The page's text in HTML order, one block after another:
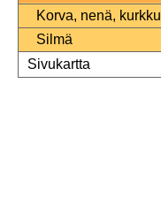
Korva, nenä, kurkku
Silmä
Sivukartta